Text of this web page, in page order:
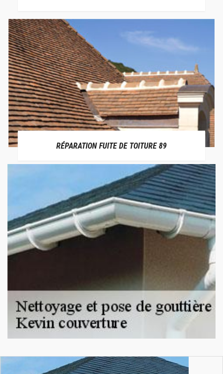
RÉPARATION FUITE DE TOITURE 89